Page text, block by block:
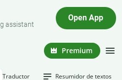
assistant
Open App
Premium
Traductor Resumidor de textos